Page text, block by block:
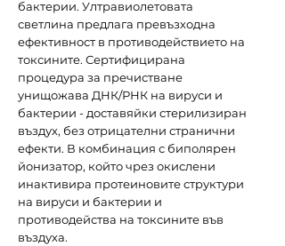
бактерии. Ултравиолетовата
светлина предлага превъзходна
ефективност в противодействието на
токсините. Сертифицирана
процедура за пречистване
унищожава ДНК/РНК на вируси и
бактерии - доставяйки стерилизиран
въздух, без отрицателни странични
ефекти. В комбинация с биполярен
йонизатор, който чрез окислени
инактивира протеиновите структури
на вируси и бактерии и
противодейства на токсините във
въздуха.